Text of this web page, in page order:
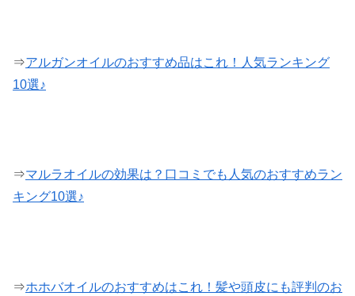
⇒アルガンオイルのおすすめ品はこれ！人気ランキング
10選♪
⇒マルラオイルの効果は？口コミでも人気のおすすめラン
キング10選♪
⇒ホホバオイルのおすすめはこれ！髪や頭皮にも評判のお